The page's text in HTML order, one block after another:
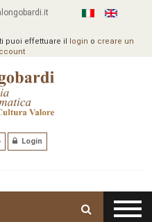
puoi effettuare il login o creare un
Login